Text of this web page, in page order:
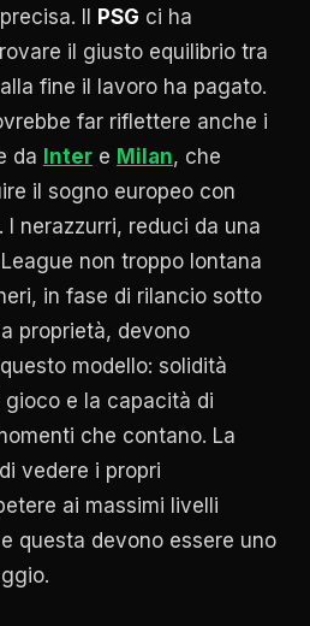
Il PSG ci ha
il giusto equilibrio tra
fine il lavoro ha pagato.
far riflettere anche i
da
Inter e Milan, che
il sogno europeo con
I nerazzurri, reduci da una
non troppo lontana
in fase di rilancio sotto
proprietà, devono
modello: solidità
e la capacità di
che contano. La
vedere i propri
ai massimi livelli
questa devono essere uno